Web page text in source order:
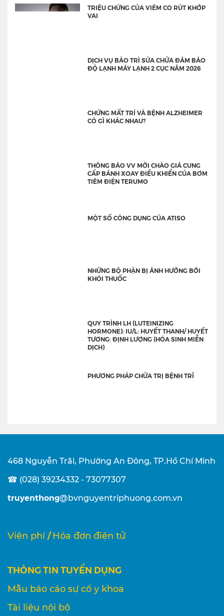
TRIỆU CHỨNG CỦA VIÊM CO RÚT KHỚP
VAI
DỊCH VỤ BẢO TRÌ SỬA CHỮA ĐẢM BẢO
ĐỘ LẠNH MÁY LẠNH 2 CỤC NĂM 2026
CHỨNG MẤT TRÍ VÀ BỆNH ALZHEIMER
CÓ GÌ KHÁC NHAU?
THÔNG BÁO VV MỜI CHÀO GIÁ CUNG
CẤP BÁNH XOAY ĐIỀU KHIỂN CỦA BƠM
TIÊM ĐIỆN TERUMO
MỘT SỐ CÔNG DỤNG CỦA ATISO
NHỮNG BỘ PHẬN BỊ ẢNH HƯỞNG BỞI
KHÓI THUỐC
QUY TRÌNH LH (LUTEINIZING
HORMONE): IU/L: HUYẾT THANH/ HUYẾT
TƯƠNG: ĐỊNH LƯỢNG (HÓA SINH MIỄN
DỊCH)
PHƯƠNG PHÁP CHỮA TRỊ BỆNH TRĨ
468 Nguyễn Trãi, Phường An Đông, TP.Hồ Chí Minh
☎ (028) 39234332 - 73077307
truyenthong@bvnguyentriphuong.com.vn
Viện phí / Hóa đơn điện tử
THÔNG TIN TUYỂN DỤNG
Mẫu báo cáo sự cố y khoa
Tài liệu nội bộ